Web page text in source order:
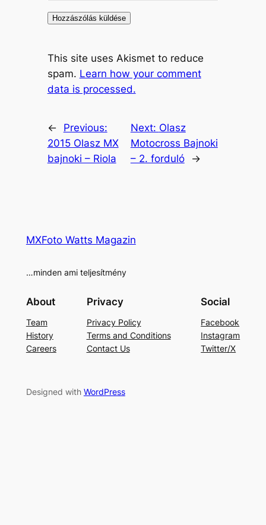
This site uses Akismet to reduce
spam. Learn how your comment
data is processed.
←
Previous:
2015 Olasz MX
bajnoki – Riola
Next: Olasz
Motocross Bajnoki
– 2. forduló
→
MXFoto Watts Magazin
…minden ami teljesítmény
About
Team
History
Careers
Privacy
Privacy Policy
Terms and Conditions
Contact Us
Social
Facebook
Instagram
Twitter/X
Designed with WordPress